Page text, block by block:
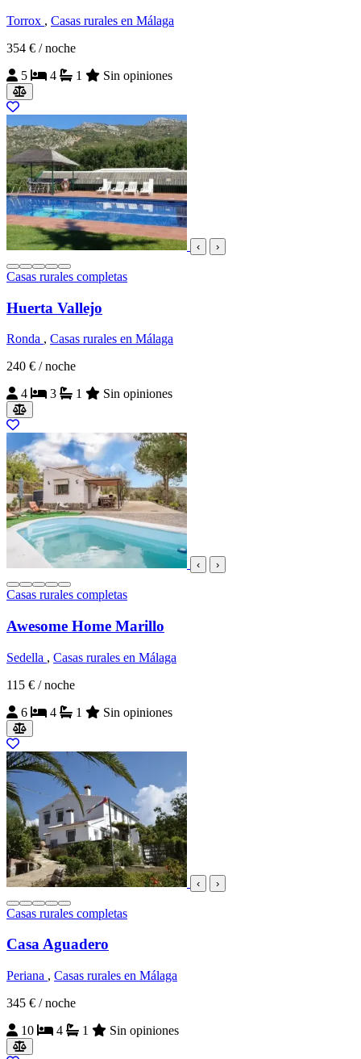
Torrox , Casas rurales en Málaga
354 € / noche
5
4 1 Sin opiniones
‹ ›
Casas rurales completas
Huerta Vallejo
Ronda , Casas rurales en Málaga
240 € / noche
4
3 1 Sin opiniones
‹ ›
Casas rurales completas
Awesome Home Marillo
Sedella , Casas rurales en Málaga
115 € / noche
6
4 1 Sin opiniones
‹ ›
Casas rurales completas
Casa Aguadero
Periana , Casas rurales en Málaga
345 € / noche
10
4 1 Sin opiniones